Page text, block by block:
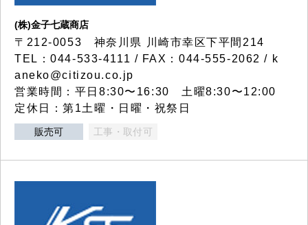
(株)金子七蔵商店
〒212-0053 神奈川県 川崎市幸区下平間214
TEL：044-533-4111 / FAX：044-555-2062 / k
aneko@citizou.co.jp
営業時間：平日8:30〜16:30 土曜8:30〜12:00
定休日：第1土曜・日曜・祝祭日
販売可 工事・取付可